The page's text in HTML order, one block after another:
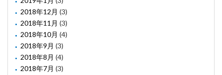
2018年12月 (3)
2018年11月 (3)
2018年10月 (4)
2018年9月 (3)
2018年8月 (4)
2018年7月 (3)